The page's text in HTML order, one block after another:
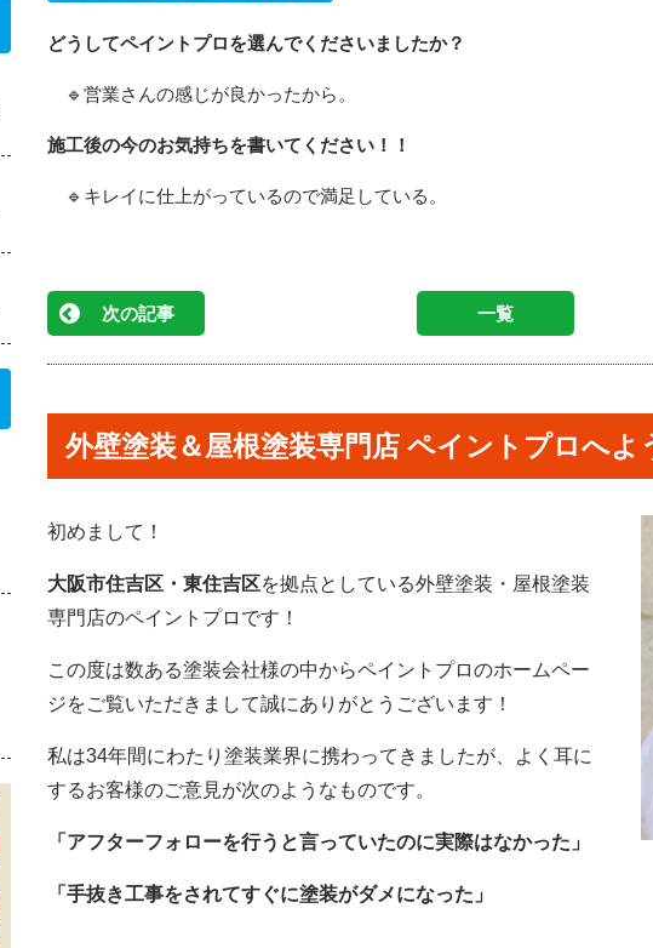
どうしてペイントプロを選んでくださいましたか？
🔹営業さんの感じが良かったから。
施工後の今のお気持ちを書いてください！！
🔹キレイに仕上がっているので満足している。
次の記事 一覧
外壁塗装＆屋根塗装専門店 ペイントプロへよ
初めまして！
大阪市住吉区・東住吉区を拠点としている外壁塗装・屋根塗装
専門店のペイントプロです！
この度は数ある塗装会社様の中からペイントプロのホームペー
ジをご覧いただきまして誠にありがとうございます！
私は34年間にわたり塗装業界に携わってきましたが、よく耳に
するお客様のご意見が次のようなものです。
「アフターフォローを行うと言っていたのに実際はなかった」
「手抜き工事をされてすぐに塗装がダメになった」